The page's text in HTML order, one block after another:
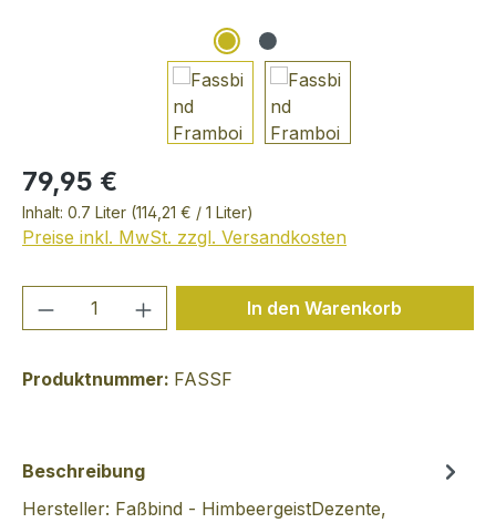
79,95 €
Inhalt: 0.7 Liter (114,21 € / 1 Liter)
Preise inkl. MwSt. zzgl. Versandkosten
Produkt Anzahl: Gib denIn den Warenkorb
Produktnummer: FASSF
Beschreibung
Hersteller: Faßbind - HimbeergeistDezente,